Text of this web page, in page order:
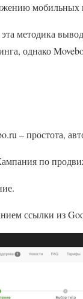
методика
однако
– простота,
по
ссылки из